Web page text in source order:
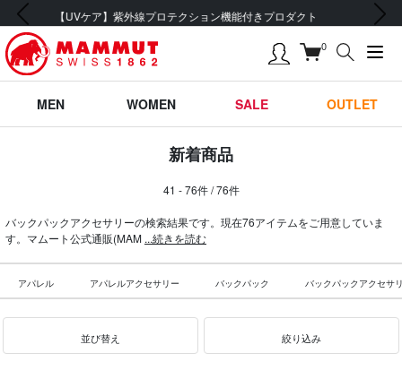
会員登録で【5,500円 (税込) 以上 送料無料】
前の画像 次の画像
0
MEN WOMEN SALE OUTLET
新着商品
41 - 76件 / 76件
バックパックアクセサリーの検索結果です。現在76アイテムをご用意していま
す。マムート公式通販(MAM ...続きを読む
アパレル アパレルアクセサリー バックパック バックパックアクセサ
並び替え 絞り込み